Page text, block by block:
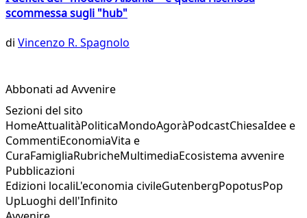
scommessa sugli "hub"
di Vincenzo R. Spagnolo
Abbonati ad Avvenire
Sezioni del sito
HomeAttualitàPoliticaMondoAgoràPodcastChiesaIdee e
CommentiEconomiaVita e
CuraFamigliaRubricheMultimediaEcosistema avvenire
Pubblicazioni
Edizioni localiL'economia civileGutenbergPopotusPop
UpLuoghi dell'Infinito